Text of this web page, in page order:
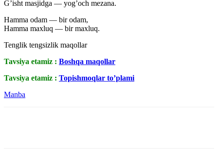
G’isht masjidga — yog’och mezana.
Hamma odam — bir odam,
Hamma maxluq — bir maxluq.
Tenglik tengsizlik maqollar
Tavsiya etamiz : Boshqa maqollar
Tavsiya etamiz : Topishmoqlar to’plami
Manba